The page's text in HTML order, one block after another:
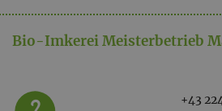
Bio-Imkerei Meisterbetrieb
+43